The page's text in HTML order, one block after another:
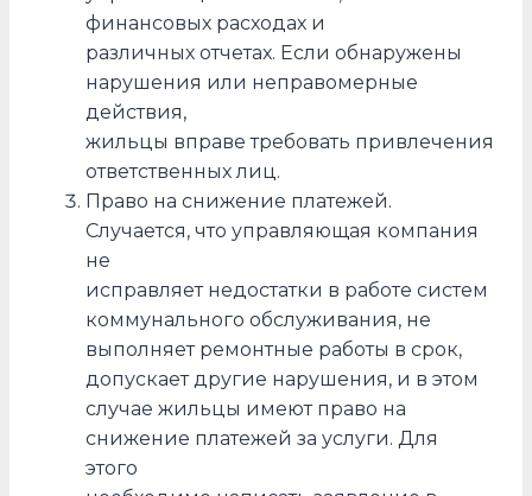
финансовых расходах и
различных отчетах. Если обнаружены
нарушения или неправомерные
действия,
жильцы вправе требовать привлечения
ответственных лиц.
Право на снижение платежей.
Случается, что управляющая компания
не
исправляет недостатки в работе систем
коммунального обслуживания, не
выполняет ремонтные работы в срок,
допускает другие нарушения, и в этом
случае жильцы имеют право на
снижение платежей за услуги. Для
этого